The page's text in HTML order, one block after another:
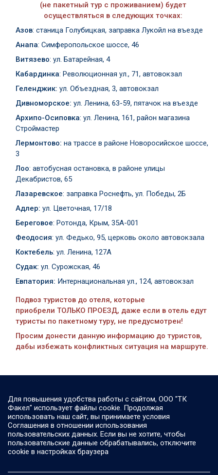
(не пакетный тур с проживанием) будет
осуществляться в следующих точках:
Азов: станица Голубицкая, заправка Лукойл на въезде
Анапа: Симферопольское шоссе, 46
Витязево: ул. Батарейная, 4
Кабардинка: Революционная ул., 71, автовокзал
Геленджик: ул. Объездная, 3, автовокзал
Дивноморское: ул. Ленина, 63-59, пятачок на въезде
Архипо-Осиповка: ул. Ленина, 161, район магазина
Строймастер
Лермонтово: на трассе в районе Новоросийское шоссе,
3
Лоо: автобусная остановка, в районе улицы
Декабристов, 65
Лазаревское: заправка Роснефть, ул. Победы, 2Б
Адлер: ул. Цветочная, 17/18
Береговое: Ротонда, Крым, 35А-001
Феодосия: ул. Федько, 95, церковь около автовокзала
Коктебель: ул. Ленина, 127А
Судак: ул. Сурожская, 46
Евпатория: Интернациональная ул., 124, автовокзал
Подвоз туристов до отеля, которые
приобрели ТОЛЬКО ПРОЕЗД, даже если в отель едут
туристы по пакетному туру, не предусмотрен!
Просим донести данную информацию до туристов,
дабы избежать конфликтных ситуация на маршруте.
Для повышения удобства работы с сайтом, ООО "ТК
Факел" использует файлы cookie. Продолжая
использовать наш сайт, вы принимаете условия
Соглашения в отношении использования
пользовательских данных. Если вы не хотите, чтобы
пользовательские данные обрабатывались, отключите
cookie в настройках браузера